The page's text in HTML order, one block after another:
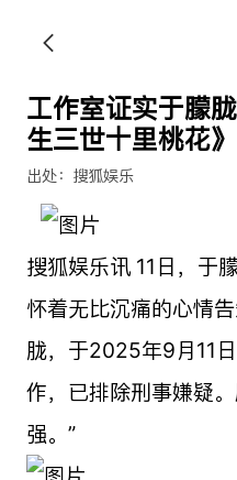
工作室证实于朦
生三世十里桃花》
出处：搜狐娱乐
搜狐娱乐讯 11日，于
怀着无比沉痛的心情
胧，于2025年9月11
作，已排除刑事嫌疑
强。”